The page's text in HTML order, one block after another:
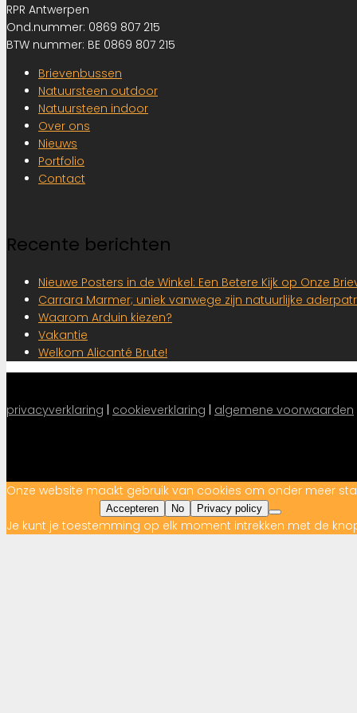
RPR Antwerpen
Ond.nummer: 0869 807 215
BTW nummer: BE 0869 807 215
Brievenbussen
Natuursteen outdoor
Natuursteen indoor
Over ons
Nieuws
Portfolio
Contact
Recente berichten
Nieuwe Posters in de Winkel: Een Betere Kijk op Onze
Carrara Marmer; uniek vanwege zijn natuurlijke
Waarom Arduin kiezen?
Vakantie
Welkom Alicanté Brute!
privacyverklaring  | cookieverklaring | algemene voorwaarden
Onze website maakt gebruik van cookies om onder meer
Accepteren No Privacy policy
Je kunt je toestemming op elk moment intrekken met de